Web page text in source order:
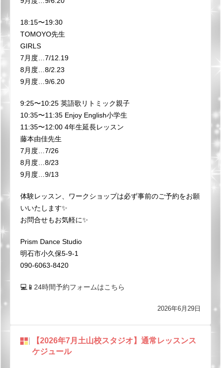
18:15〜19:30
TOMOYO先生
GIRLS
7月度…7/12.19
8月度…8/2.23
9月度…9/6.20
9:25〜10:25 英語歌リトミック親子
10:35〜11:35 Enjoy English小学生
11:35〜12:00 4年生延長レッスン
藤本由佳先生
7月度…7/26
8月度…8/23
9月度…9/13
体験レッスン、ワークショップは必ず事前のご予約をお願
いいたします✨
お問合せもお気軽に✨
Prism Dance Studio
明石市小久保5-9-1
090-6063-8420
💻📱 24時間予約フォームはこちら
2026年6月29日
【2026年7月土山校スタジオ】通常レッスンス
ケジュール